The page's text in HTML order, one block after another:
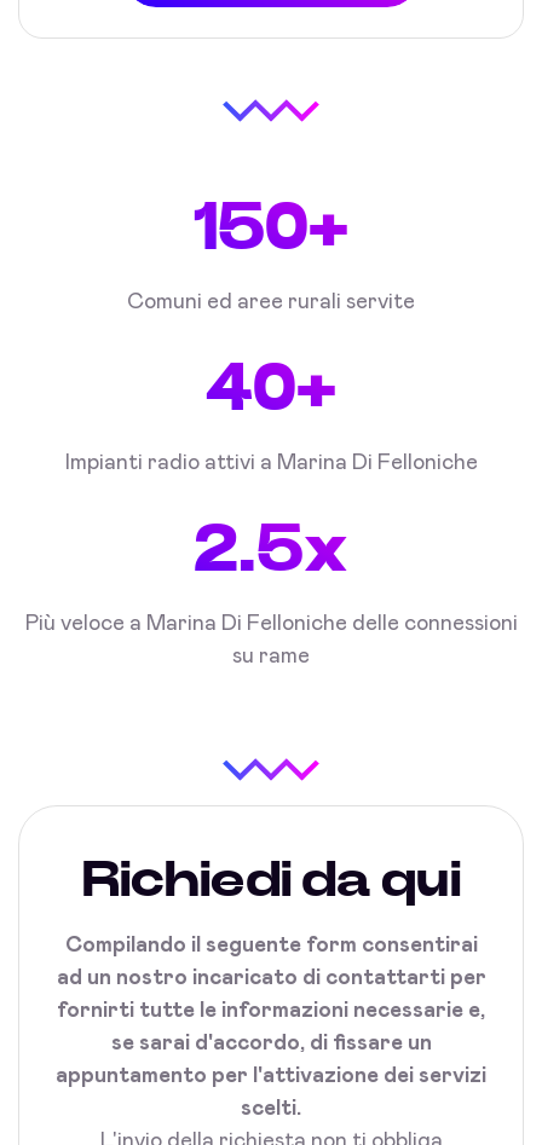
150+
Comuni ed aree rurali servite
40+
Impianti radio attivi a Marina Di Felloniche
2.5x
Più veloce a Marina Di Felloniche delle connessioni
su rame
Richiedi da qui
Compilando il seguente form consentirai
ad un nostro incaricato di contattarti per
fornirti tutte le informazioni necessarie e,
se sarai d'accordo, di fissare un
appuntamento per l'attivazione dei servizi
scelti.